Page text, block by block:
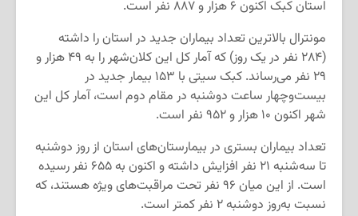
استان کبک اکنون ۶ هزار و ۸۸۷ نفر است.
مونترال بالاترین تعداد بیماران جدید در استان را داشته
(۲۸۴ نفر در یک روز) که آمار کل این کلان‌شهر را به ۴۹ هزار و
۲۹ نفر می‌رساند. کبک سیتی با ۱۵۳ بیمار جدید در
بیست‌وچهار ساعت دوشنبه در مقام دوم است، آمار کل این
شهر اکنون ۱۰ هزار و ۹۵۲ نفر است.
تعداد بیماران بستری در بیمارستان‌های استان از روز دوشنبه
تا سه‌شنبه ۲۱ نفر افزایش داشته و اکنون به ۶۵۵ نفر رسیده
است. از این میان ۹۶ نفر تحت مراقبت‌های ویژه هستند، که
نسبت به‌روز دوشنبه ۲ نفر کمتر است.